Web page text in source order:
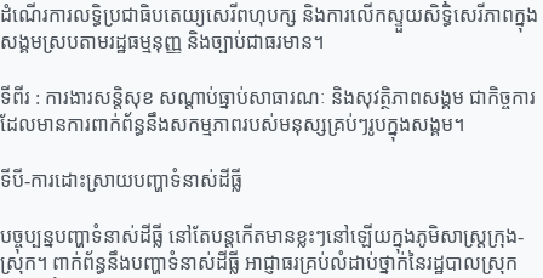
ដំណើរការលទ្ធិប្រជាធិបតេយ្យសេរីពហុបក្ស និងការលើកស្ទួយសិទ្ធិសេរីភាពក្នុង
សង្គមស្របតាមរដ្ឋធម្មនុញ្ញ និងច្បាប់ជាធរមាន។
ទីពីរ : ការងារសន្តិសុខ សណ្តាប់ធ្នាប់សាធារណៈ និងសុវត្ថិភាពសង្គម ជាកិច្ចការ
ដែលមានការពាក់ព័ន្ធនឹងសកម្មភាពរបស់មនុស្សគ្រប់ៗរូបក្នុងសង្គម។
ទីបី-ការដោះស្រាយបញ្ហាទំនាស់ដីធ្លី
បច្ចុប្បន្នបញ្ហាទំនាស់ដីធ្លី នៅតែបន្តកើតមានខ្លះៗនៅឡើយក្នុងភូមិសាស្រ្តក្រុង-
ស្រុក។ ពាក់ព័ន្ធនឹងបញ្ហាទំនាស់ដីធ្លី អាជ្ញាធរគ្រប់លំដាប់ថ្នាក់នៃរដ្ឋបាលស្រុក